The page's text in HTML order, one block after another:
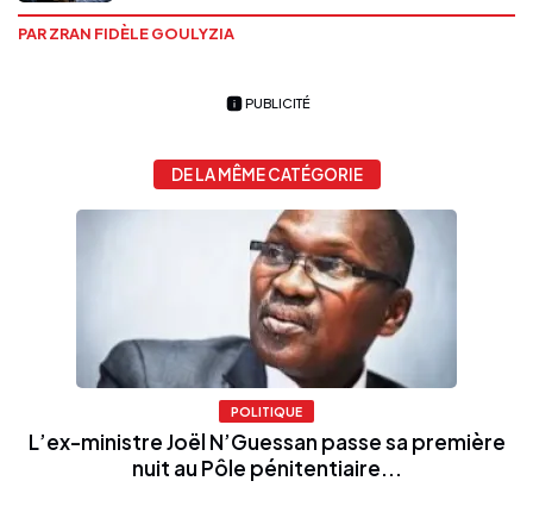
PAR ZRAN FIDÈLE GOULYZIA
PUBLICITÉ
DE LA MÊME CATÉGORIE
POLITIQUE
L’ex-ministre Joël N’Guessan passe sa première
nuit au Pôle pénitentiaire...